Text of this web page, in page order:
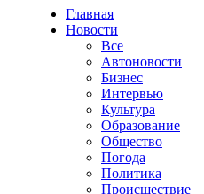
Главная
Новости
Все
Автоновости
Бизнес
Интервью
Культура
Образование
Общество
Погода
Политика
Происшествие